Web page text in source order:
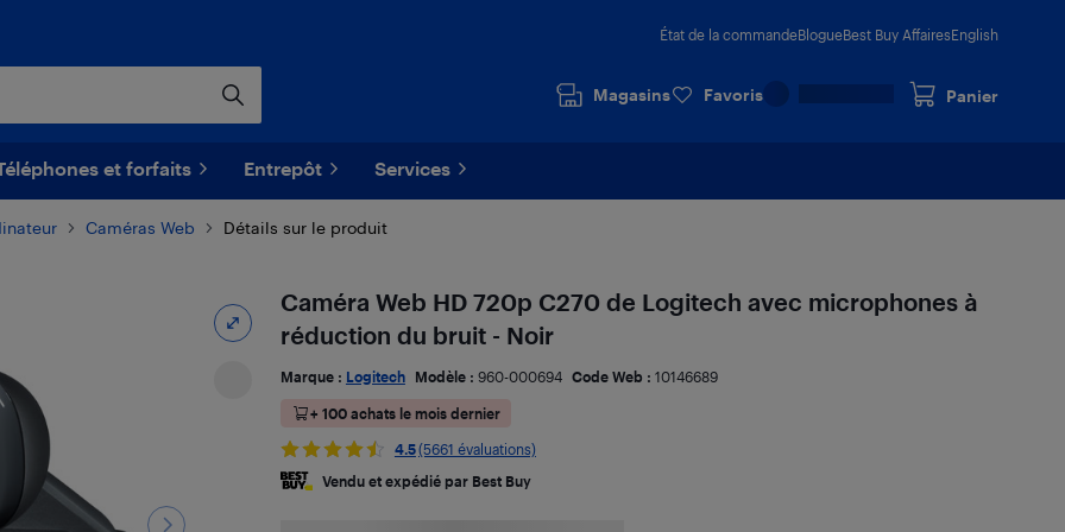
État de la commandeBlogueBest Buy AffairesEnglish
Magasins Favoris Panier
et forfaits Entrepôt Services
Caméras Web Détails sur le produit
Caméra Web HD 720p C270 de Logitech avec microphones à
réduction du bruit - Noir
Marque : Logitech Modèle : 960-000694 Code Web : 10146689
+ 100 achats le mois dernier
4.5(5661 évaluations)
Vendu et expédié par Best Buy